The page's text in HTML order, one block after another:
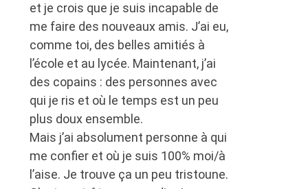
et je crois que je suis incapable de
me faire des nouveaux amis. J’ai eu,
comme toi, des belles amitiés à
l’école et au lycée. Maintenant, j’ai
des copains : des personnes avec
qui je ris et où le temps est un peu
plus doux ensemble.
Mais j’ai absolument personne à qui
me confier et où je suis 100% moi/à
l’aise. Je trouve ça un peu tristoune.